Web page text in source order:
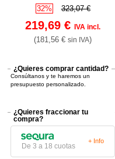
32% 323,07 €
219,69 €IVA incl.
(181,56 €sin IVA)
¿Quieres comprar cantidad?
Consúltanos y te haremos un
presupuesto personalizado.
¿Quieres fraccionar tu
compra?
De 3 a 18 cuotas
+ Info